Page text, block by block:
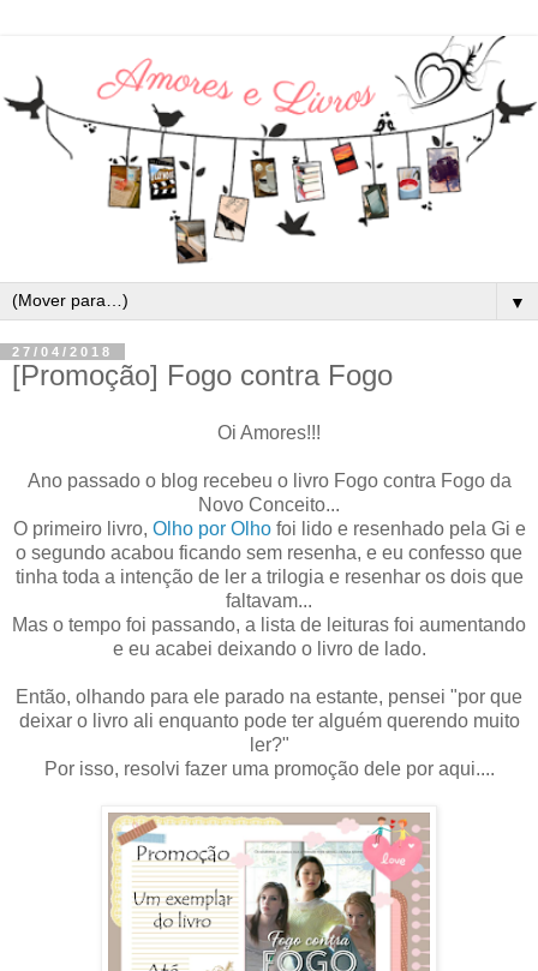
▼
27/04/2018
[Promoção] Fogo contra Fogo
Oi Amores!!!
Ano passado o blog recebeu o livro Fogo contra Fogo da
Novo Conceito...
O primeiro livro, Olho por Olhofoi lido e resenhado pela Gi e
o segundo acabou ficando sem resenha, e eu confesso que
tinha toda a intenção de ler a trilogia e resenhar os dois que
faltavam...
Mas o tempo foi passando, a lista de leituras foi aumentando
e eu acabei deixando o livro de lado.
Então, olhando para ele parado na estante, pensei "por que
deixar o livro ali enquanto pode ter alguém querendo muito
ler?"
Por isso, resolvi fazer uma promoção dele por aqui....